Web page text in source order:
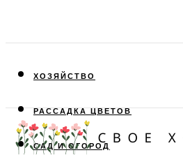
ХОЗЯЙСТВО
РАССАДКА ЦВЕТОВ
САД И ОГОРОД